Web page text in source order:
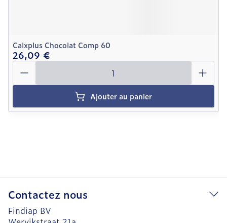
Calxplus Chocolat Comp 60
26,09 €
Quantité
Ajouter au panier
Contactez nous
Findiap BV